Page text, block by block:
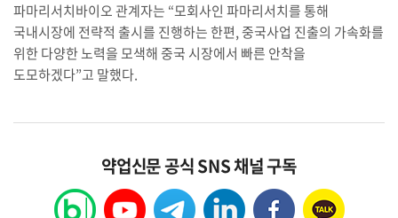
파마리서치바이오 관계자는 “모회사인 파마리서치를 통해
국내시장에 전략적 출시를 진행하는 한편, 중국사업 진출의 가속화를
위한 다양한 노력을 모색해 중국 시장에서 빠른 안착을
도모하겠다”고 말했다.
약업신문 공식 SNS 채널 구독